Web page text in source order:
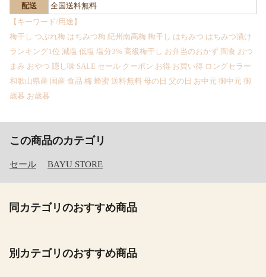
配送
全国送料無料
【キーワード/用途】
梅干し つぶれ梅 はちみつ梅 紀州南高梅 梅干し はちみつ はちみつ漬け
ランキング1位 減塩 低塩 塩分3% 高級梅干し お弁当のおかず 間食 おつ
まみ おやつ 隠し味 SALE セール クーポン お得 お買い得 ロングセラー
和歌山県産 国産 食品 梅 蜂蜜 送料無料 母の日 父の日 お中元 御中元 御
歳暮 お歳暮
この商品のカテゴリ
セール BAYU STORE
同カテゴリのおすすめ商品
別カテゴリのおすすめ商品